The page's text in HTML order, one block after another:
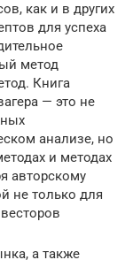
как и в других
для успеха
метод
Книга
— это не
анализе, но
и методах
авторскому
не только для
а также